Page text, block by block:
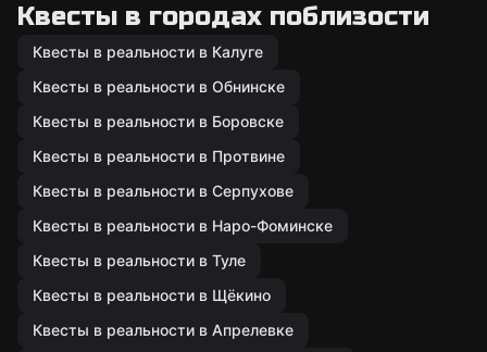
Квесты в городах поблизости
Квесты в реальности в Калуге
Квесты в реальности в Обнинске
Квесты в реальности в Боровске
Квесты в реальности в Протвине
Квесты в реальности в Серпухове
Квесты в реальности в Наро-Фоминске
Квесты в реальности в Туле
Квесты в реальности в Щёкино
Квесты в реальности в Апрелевке